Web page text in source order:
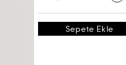
Sepete Ekle